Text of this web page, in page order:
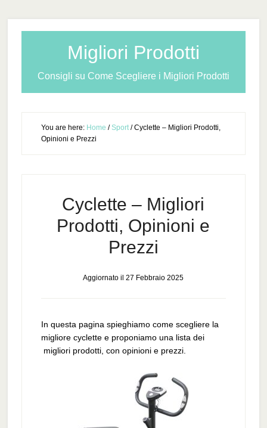
Migliori Prodotti
Consigli su Come Scegliere i Migliori Prodotti
You are here: Home / Sport /Cyclette – Migliori Prodotti,
Opinioni e Prezzi
Cyclette – Migliori
Prodotti, Opinioni e
Prezzi
Aggiornato il27 Febbraio 2025
In questa pagina spieghiamo come scegliere la
migliore cyclette e proponiamo una lista dei
migliori prodotti, con opinioni e prezzi.